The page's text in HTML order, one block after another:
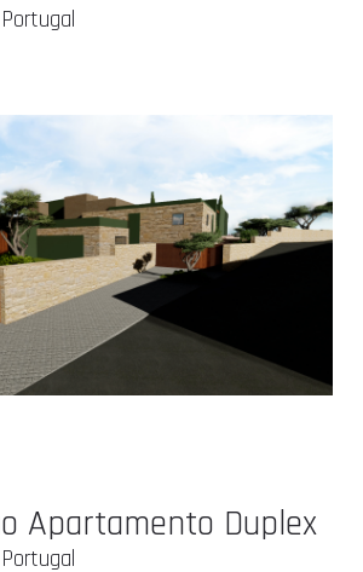
Apartamento Duplex